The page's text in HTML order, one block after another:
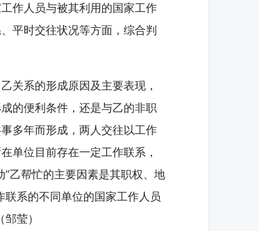
作人员与被其利用的国家工作
平时交往状况等方面，综合判
系的形成原因及主要表现，
的便利条件，还是与乙的非职
多年而形成，两人交往以工作
单位目前存在一定工作联系，
乙帮忙的主要因素是其职权、地
系的不同单位的国家工作人员
莹）